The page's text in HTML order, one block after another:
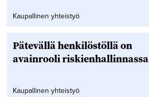
Kaupallinen yhteistyö
Pätevällä henkilöstöllä on
avainrooli riskienhallinnassa
Kaupallinen yhteistyö